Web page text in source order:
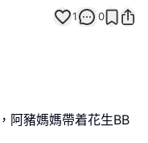
1 0
阿豬媽媽帶着花生BB